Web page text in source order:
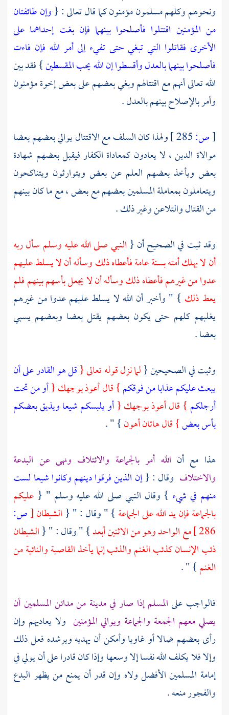
ونحوهم وكلهم مسلمون مؤمنون كما قال تعالى : {وإن طائفتان
من المؤمنين اقتتلوا فأصلحوا بينهما فإن بغت إحداهما على
الأخرى فقاتلوا التي تبغي حتى تفيء إلى أمر الله فإن فاءت
فأصلحوا بينهما بالعدل وأقسطوا إن الله يحب المقسطين} فقد بين
الله تعالى أنهم مع اقتتالهم وبغي بعضهم على بعض إخوة مؤمنون
وأمر بالإصلاح بينهم بالعدل .
[ص: ولهذا كانالسلفمع الاقتتال يوالي بعضهم بعضا
موالاة الدين ، لا يعادون كمعاداة الكفار فيقبل بعضهم شهادة
بعض ويأخذ بعضهم العلم عن بعض ويتوارثون ويتناكحون
ويتعاملون بمعاملة المسلمين بعضهم مع بعض ، مع ما كان بينهم
من القتال والتلاعن وغير ذلك .
وقد ثبت في الصحيح أن { النبي صلى الله عليه وسلم سأل ربه
أن لا يهلك أمته بسنة عامة فأعطاه ذلك وسأله أن لا يسلط عليهم
عدوا من غيرهم فأعطاه ذلك وسأله أن لا يجعل بأسهم بينهم فلم
يعط ذلك } " وأخبر أن الله لا يسلط عليهم عدوا من غيرهم
يغلبهم كلهم حتى يكون بعضهم يقتل بعضا وبعضهم يسبي
بعضا .
وثبت في الصحيحين {لما نزل قوله تعالى {قل هو القادر على أن
يبعث عليكم عذابا من فوقكم} قال أعوذ بوجهك {أو من تحت
أرجلكم } قال أعوذ بوجهك {أو يلبسكم شيعا ويذيق بعضكم
بأس بعض} قال هاتان أهون} " .
هذا مع أن الله أمر بالجماعة والائتلاف ونهى عن البدعة
والاختلاف وقال : {إن الذين فرقوا دينهم وكانوا شيعا لست
منهم في شيء } وقال النبي صلى الله عليه وسلم " { عليكم
بالجماعة فإن يد الله على الجماعة } " وقال : " { الشيطان[ص:
286 ] مع الواحد وهو من الاثنين أبعد} " وقال : " {الشيطان
ذئب الإنسان كذئب الغنم والذئب إنما يأخذ القاصية والنائية من
الغنم} " .
فالواجب علىالمسلم إذا صار في مدينة من مدائن المسلمين أن
يصلي معهم الجمعة والجماعة ويوالي المؤمنين ولا يعاديهم وإن
رأى بعضهم ضالا أو غاويا وأمكن أن يهديه ويرشده فعل ذلك
وإلا فلا يكلف الله نفسا إلا وسعها وإذا كان قادرا على أن يولي في
إمامة المسلمين الأفضل ولاه وإن قدر أن يمنع من يظهر البدع
والفجور منعه .